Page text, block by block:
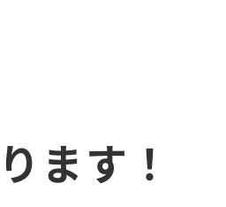
ます！